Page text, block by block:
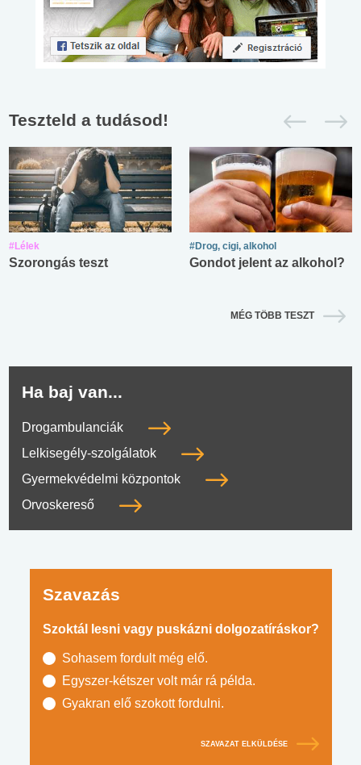
Teszteld a tudásod!
#Lélek
Szorongás teszt
#Drog, cigi, alkohol
Gondot jelent az alkohol?
MÉG TÖBB TESZT
Ha baj van...
Drogambulanciák
Lelkisegély-szolgálatok
Gyermekvédelmi központok
Orvoskereső
Szavazás
Szoktál lesni vagy puskázni dolgozatíráskor?
Sohasem fordult még elő.
Egyszer-kétszer volt már rá példa.
Gyakran elő szokott fordulni.
SZAVAZAT ELKÜLDÉSE